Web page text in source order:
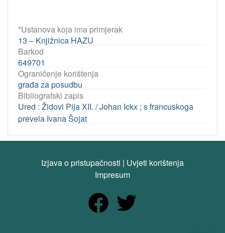
*Ustanova koja ima primjerak
13 – Knjižnica HAZU
Barkod
649701
Ograničenje korištenja
građa za posudbu
Bibliografski zapis
Ured : Židovi Pija XII. / Johan Ickx ; s francuskoga
prevela Ivana Šojat
Izjava o pristupačnosti | Uvjeti korištenja
Impresum